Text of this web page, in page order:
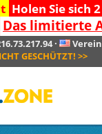
Holen Sie sich
Das limitierte
·
GESCHÜTZT! >>